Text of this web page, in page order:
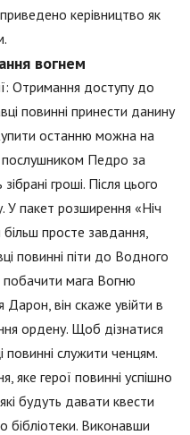
керівництво як
вогнем
Отримання доступу до
повинні принести данину
останню можна на
послушником Педро за
гроші. Після цього
У пакет розширення «Ніч
просте завдання,
повинні піти до Водного
мага Вогню
він скаже увійти в
ордену. Щоб дізнатися
повинні служити ченцям.
яке герої повинні успішно
будуть давати квести
бібліотеки. Виконавши